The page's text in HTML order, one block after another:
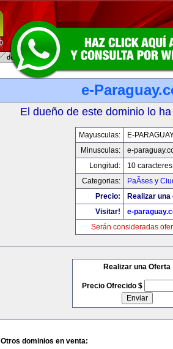
e-
El dueño de este dominio lo
Mayusculas:
E-
Minusculas:
e-
Longitud:
10 caracteres
Categorias:
PaÃ­ses y
Precio:
Realizar
Visitar!
e-
Serán consideradas
Realizar una Oferta
Precio Ofrecido $
Otros dominios en venta: